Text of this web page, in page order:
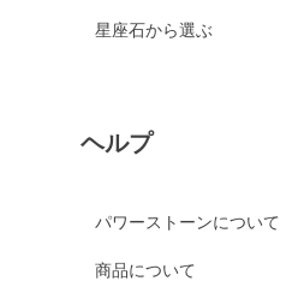
ホワイトカルセドニー
ガーネット
星座石から選ぶ
ヘルプ
パワーストーンについて
商品について